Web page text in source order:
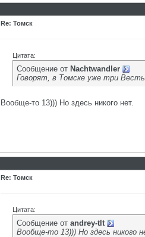
Re: Томск
Цитата:
Сообщение от Nachtwandler
Говорят, в Томске уже три
Вообще-то 13))) Но здесь никого нет.
Re: Томск
Цитата:
Сообщение от andrey-tlt
Вообще-то 13))) Но здесь никого